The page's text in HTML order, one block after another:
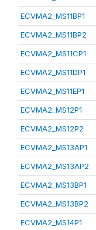
ECVMA2_MS11BP1
ECVMA2_MS11BP2
ECVMA2_MS11CP1
ECVMA2_MS11DP1
ECVMA2_MS11EP1
ECVMA2_MS12P1
ECVMA2_MS12P2
ECVMA2_MS13AP1
ECVMA2_MS13AP2
ECVMA2_MS13BP1
ECVMA2_MS13BP2
ECVMA2_MS14P1